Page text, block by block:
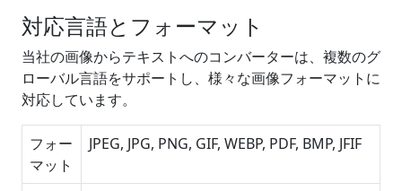
対応言語とフォーマット
当社の画像からテキストへのコンバーターは、複数のグ
ローバル言語をサポートし、様々な画像フォーマットに
対応しています。
フォー
マット
JPEG, JPG, PNG, GIF, WEBP, PDF, BMP, JFIF